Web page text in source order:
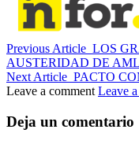
Previous Article LOS
AUSTERIDAD DE
Next Article PACTO
Leave a comment Leave
Deja un comentario